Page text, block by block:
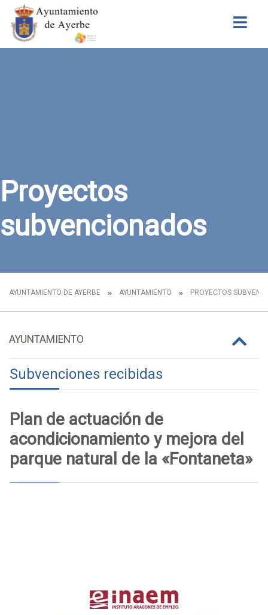
Proyectos
subvencionados
AYUNTAMIENTO DE AYERBE AYUNTAMIENTO PROYECTOS
AYUNTAMIENTO
Subvenciones recibidas
Plan de actuación de
acondicionamiento y mejora del
parque natural de la «Fontaneta»